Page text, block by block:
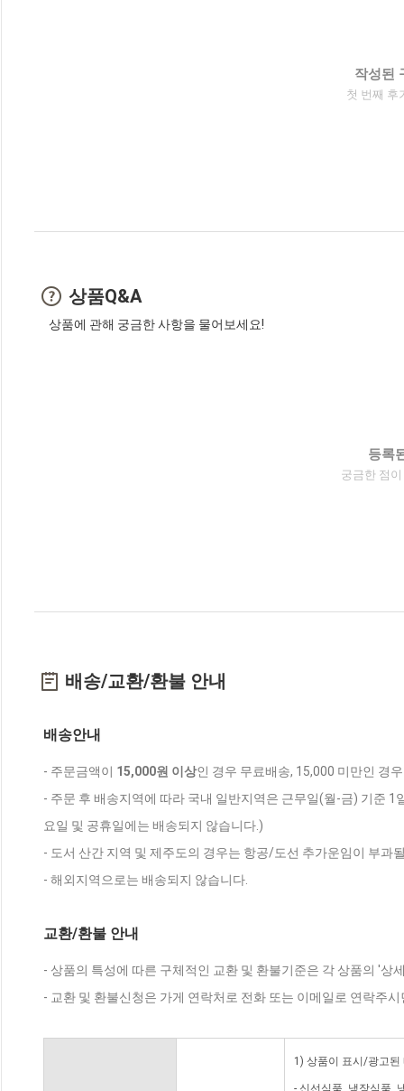
작성된
첫 번째 후
상품Q&A
상품에 관해 궁금한 사항을 물어보세요!
등록
궁금한 점
배송/교환/환불 안내
배송안내
- 주문금액이 15,000원 이상인 경우 무료배송, 15,000 미만인 경
- 주문 후 배송지역에 따라 국내 일반지역은 근무일(월-금) 기준
요일 및 공휴일에는 배송되지 않습니다.)
- 도서 산간 지역 및 제주도의 경우는 항공/도선 추가운임이 부과
- 해외지역으로는 배송되지 않습니다.
교환/환불 안내
- 상품의 특성에 따른 구체적인 교환 및 환불기준은 각 상품의 '상
- 교환 및 환불신청은 가게 연락처로 전화 또는 이메일로 연락주
1) 상품이 표시/광고된
- 신선식품, 냉장식품,